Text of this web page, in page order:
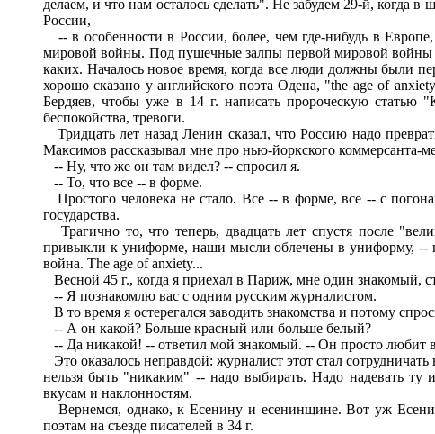
делаем, и что нам осталось сделать". Не забудем 29-й, когда
России,
-- в особенности в России, более, чем где-нибудь в
мировой войны. Под пушечные залпы первой мировой войны
каких. Началось новое время, когда все люди должны были
хорошо сказано у английского поэта Одена, "the age of
Бердяев, чтобы уже в 14 г. написать пророческую
беспокойства, тревоги.
Тридцать лет назад Ленин сказал, что Россию надо
Максимов рассказывал мне про нью-йоркского коммерсанта-
-- Ну, что же он там видел? -- спросил я.
-- То, что все -- в форме.
Простого человека не стало. Все -- в форме, все -- с
государства.
Трагично то, что теперь, двадцать лет спустя после
привыкли к униформе, наши мысли облечены в униформу, --
война. The age of anxiety...
Весной 45 г., когда я приехал в Париж, мне один знакомый,
-- Я познакомлю вас с одним русским журналистом.
В то время я остерегался заводить знакомства и потому
-- А он какой? Больше красный или больше белый?
-- Да никакой! -- ответил мой знакомый. -- Он просто любит
Это оказалось неправдой: журналист этот стал
нельзя быть "никаким" -- надо выбирать. Надо надевать
вкусам и наклонностям.
Вернемся, однако, к Есенину и есенинщине. Вот уж
поэтам на съезде писателей в 34 г.